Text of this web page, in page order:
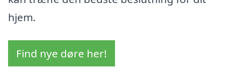
hjem.
Find nye døre her!